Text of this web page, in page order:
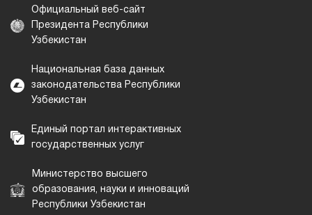
Официальный веб-сайт
Президента Республики
Узбекистан
Национальная база данных
законодательства Республики
Узбекистан
Единый портал интерактивных
государственных услуг
Министерство высшего
образования, науки и инноваций
Республики Узбекистан